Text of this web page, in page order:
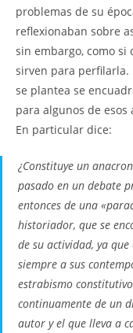
problemas de su
reflexionaban sobre
sin embargo, como si
sirven para perfilarla.
se plantea se
para algunos de
En particular dice:
¿Constituye un
pasado en un debate
entonces de una
historiador, que se
de su actividad, ya
siempre a sus
estrabismo
continuamente de un
autor y el que lleva a